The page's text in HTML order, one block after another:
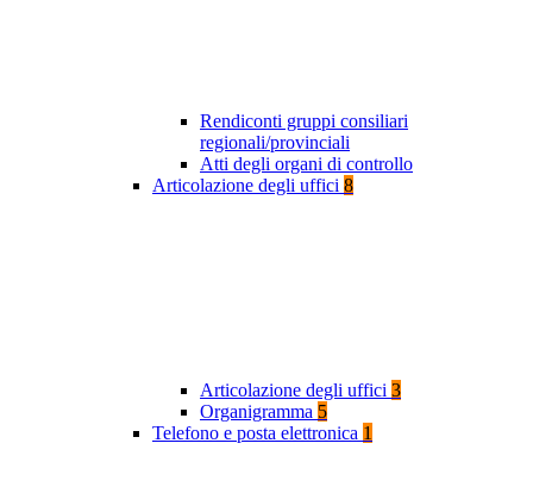
Rendiconti gruppi consiliari
regionali/provinciali
Atti degli organi di controllo
Articolazione degli uffici 8
Articolazione degli uffici 3
Organigramma 5
Telefono e posta elettronica 1